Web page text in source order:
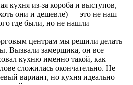
кухня из-за короба и выступов,
они и дешевле) — это не наш
где были, но не нашли
центрам мы решили делать
Вызвали замерщика, он все
кухню именно такой, как
сложилась окончательно. Не
вариант, но кухня идеально